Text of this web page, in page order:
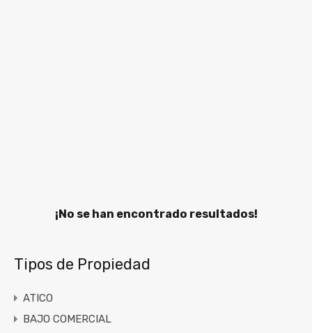
¡No se han encontrado resultados!
Tipos de Propiedad
ATICO
BAJO COMERCIAL